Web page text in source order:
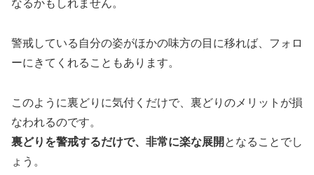
なるかもしれません。
警戒している自分の姿がほかの味方の目に移れば、フォロ
ーにきてくれることもあります。
このように裏どりに気付くだけで、裏どりのメリットが損
なわれるのです。
裏どりを警戒するだけで、非常に楽な展開 となることでし
ょう。